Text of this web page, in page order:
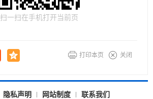
扫一扫在手机打开当前页
打印本页 关闭
隐私声明 网站制度
联系我们